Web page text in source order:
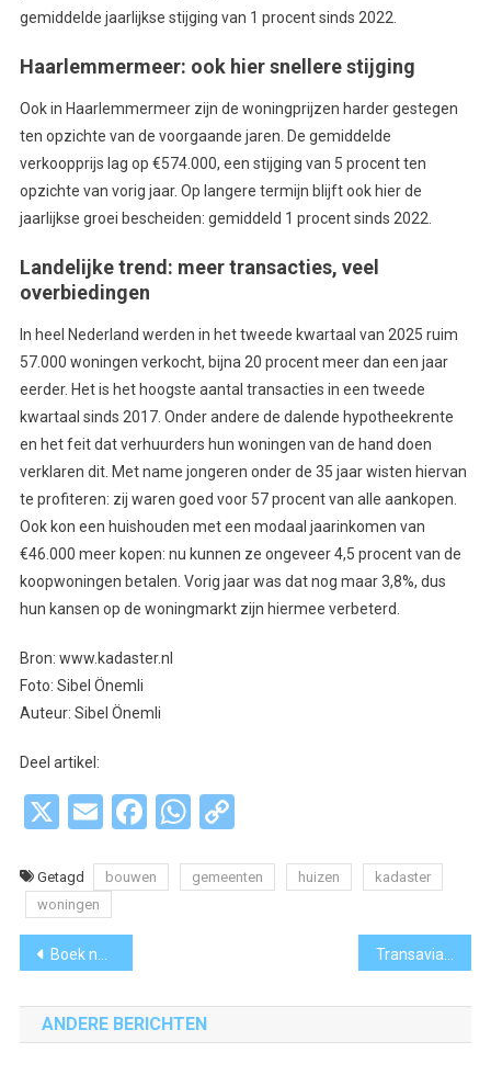
gemiddelde jaarlijkse stijging van 1 procent sinds 2022.
Haarlemmermeer: ook hier snellere stijging
Ook in Haarlemmermeer zijn de woningprijzen harder gestegen
ten opzichte van de voorgaande jaren. De gemiddelde
verkoopprijs lag op €574.000, een stijging van 5 procent ten
opzichte van vorig jaar. Op langere termijn blijft ook hier de
jaarlijkse groei bescheiden: gemiddeld 1 procent sinds 2022.
Landelijke trend: meer transacties, veel
overbiedingen
In heel Nederland werden in het tweede kwartaal van 2025 ruim
57.000 woningen verkocht, bijna 20 procent meer dan een jaar
eerder. Het is het hoogste aantal transacties in een tweede
kwartaal sinds 2017. Onder andere de dalende hypotheekrente
en het feit dat verhuurders hun woningen van de hand doen
verklaren dit. Met name jongeren onder de 35 jaar wisten hiervan
te profiteren: zij waren goed voor 57 procent van alle aankopen.
Ook kon een huishouden met een modaal jaarinkomen van
€46.000 meer kopen: nu kunnen ze ongeveer 4,5 procent van de
koopwoningen betalen. Vorig jaar was dat nog maar 3,8%, dus
hun kansen op de woningmarkt zijn hiermee verbeterd.
Bron: www.kadaster.nl
Foto: Sibel Önemli
Auteur: Sibel Önemli
Deel artikel:
X EmailFacebook
WhatsApp
Copy
Getagd bouwen gemeenten huizen
kadaster
woningen
Bericht
navigatie
Boek na 51 jaar (18.000 dagen) weer terug bij de Amstelveense bibliotheek
ANDERE BERICHTEN